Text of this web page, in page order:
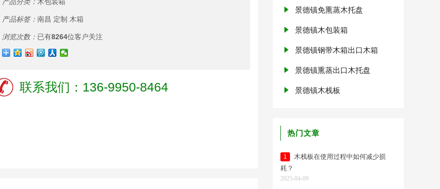
产品标签： 南昌 定制 木箱
浏览次数： 已有8264位客户关注
联系我们：136-9950-8464
景德镇免熏蒸木托盘
景德镇木包装箱
景德镇钢带木箱出口木箱
景德镇熏蒸出口木托盘
景德镇木栈板
热门文章
1
木栈板在使用过程中如何减少损
耗？
2025-04-09